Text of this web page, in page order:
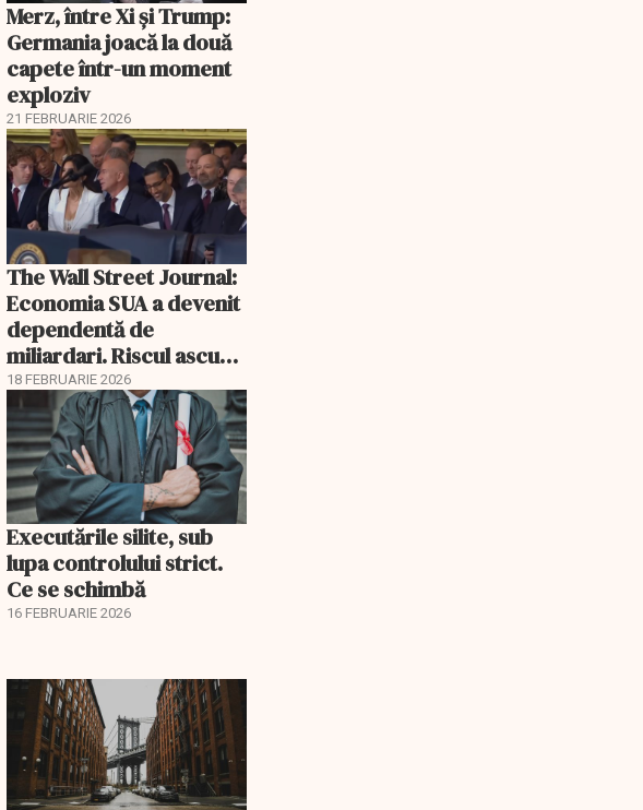
Merz, între Xi și Trump:
Germania joacă la două
capete într-un moment
exploziv
21 FEBRUARIE 2026
The Wall Street Journal:
Economia SUA a devenit
dependentă de
miliardari. Riscul ascuns
pentru burse și consum
18 FEBRUARIE 2026
Executările silite, sub
lupa controlului strict.
Ce se schimbă
16 FEBRUARIE 2026